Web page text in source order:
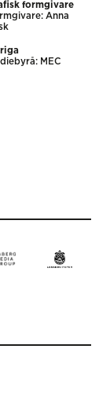
formgivare
Anna
MEC